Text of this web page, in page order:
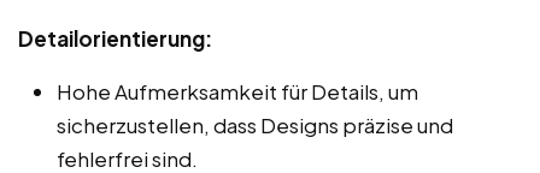
Detailorientierung:
Hohe Aufmerksamkeit für Details, um
sicherzustellen, dass Designs präzise und
fehlerfrei sind.